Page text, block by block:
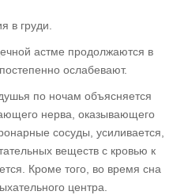
в груди.
астме продолжаются в
ослабевают.
по ночам объясняется
нерва, оказывающего
сосуды, усиливается,
веществ с кровью к
Кроме того, во время сна
центра.